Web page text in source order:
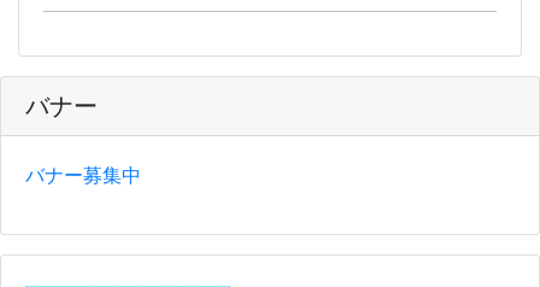
バナー
バナー募集中